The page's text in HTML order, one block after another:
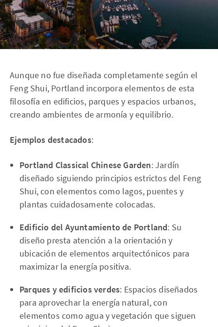
Aunque no fue diseñada completamente según el
Feng Shui, Portland incorpora elementos de esta
filosofía en edificios, parques y espacios urbanos,
creando ambientes de armonía y equilibrio.
Ejemplos destacados:
Portland Classical Chinese Garden: Jardín
diseñado siguiendo principios estrictos del Feng
Shui, con elementos como lagos, puentes y
plantas cuidadosamente colocadas.
Edificio del Ayuntamiento de Portland: Su
diseño presta atención a la orientación y
ubicación de elementos arquitectónicos para
maximizar la energía positiva.
Parques y edificios verdes: Espacios diseñados
para aprovechar la energía natural, con
elementos como agua y vegetación que siguen